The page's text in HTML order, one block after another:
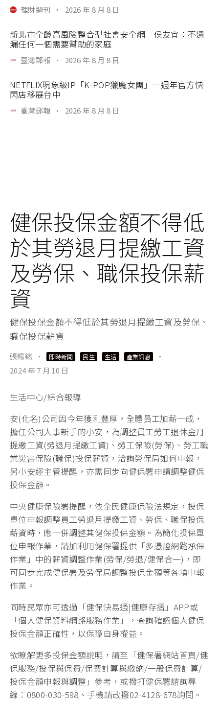
理財週刊 · 2026 年 8 月 8 日
新北市全齡高風險整合型社會安全網 侯友宜：不遺
漏任何一個需要幫助的家庭
臺灣郵報 · 2026 年 8 月 8 日
NETFLIX現象級IP「K-POP獵魔女團」一週年官方快
閃店移展台中
臺灣郵報 · 2026 年 8 月 8 日
健保投保金額不得低
於其勞退月提繳工資
及勞保、職保投保薪
資
健保投保金額不得低於其勞退月提繳工資及勞保、
職保投保薪資
張錫銘 · 即時新聞 民生 生活 產業訊息
·
2024 年 7 月 10 日
生活中心/綜合報導
安(化名)公司因今年獲利豐厚，全體員工加薪一成，
擔任公司人事新手的小安，為調整員工勞工退休金月
提繳工資(勞退月提繳工資)、勞工保險(勞保)、勞工職
業災害保險(職保)投保薪資，洽詢勞保局如何申報，
另小安經主管提醒，亦需同步向健保署申請調整健保
投保金額。
中央健康保險署提醒，依全民健康保險法規定，投保
單位申報調整員工勞退月提繳工資、勞保、職保投保
薪資時，應一併調整其健保投保金額。為簡化投保單
位申報作業，請加利用健保署提供「多憑證網路承保
作業」中的薪資調整作業(勞保/勞退/健保合一)，即
可同步完成健保署及勞保局調整投保金額等各項申報
作業。
同時民眾亦可透過「健保快易通|健康存摺」APP或
「個人健保資料網路服務作業」，查詢確認個人健保
投保金額正確性，以保障自身權益。
欲瞭解更多投保金額說明，請至「健保署網站首頁/健
保服務/投保與保費/保費計算與繳納/一般保費計算/
投保金額申報與調整」參考，或撥打健保署諮詢專
線：0800-030-598、手機請改撥02-4128-678詢問。